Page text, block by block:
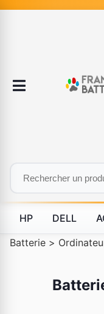
HP DELL
Batterie >